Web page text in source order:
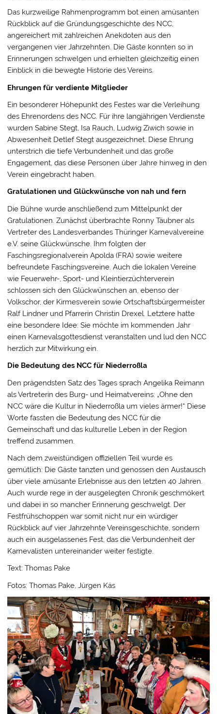
Das kurzweilige Rahmenprogramm bot einen amüsanten
Rückblick auf die Gründungsgeschichte des NCC,
angereichert mit zahlreichen Anekdoten aus den
vergangenen vier Jahrzehnten. Die Gäste konnten so in
Erinnerungen schwelgen und erhielten gleichzeitig einen
Einblick in die bewegte Historie des Vereins.
Ehrungen für verdiente Mitglieder
Ein besonderer Höhepunkt des Festes war die Verleihung
des Ehrenordens des NCC. Für ihre langjährigen Verdienste
wurden Sabine Stegt, Isa Rauch, Ludwig Ziwich sowie in
Abwesenheit Detlef Stegt ausgezeichnet. Diese Ehrung
unterstrich die tiefe Verbundenheit und das große
Engagement, das diese Personen über Jahre hinweg in den
Verein eingebracht haben.
Gratulationen und Glückwünsche von nah und fern
Die Bühne wurde anschließend zum Mittelpunkt der
Gratulationen. Zunächst überbrachte Ronny Täubner als
Vertreter des Landesverbandes Thüringer Karnevalvereine
e.V. seine Glückwünsche. Ihm folgten der
Faschingsregionalverein Apolda (FRA) sowie weitere
befreundete Faschingsvereine. Auch die lokalen Vereine
wie Feuerwehr-, Sport- und Kleintierzüchterverein
schlossen sich den Glückwünschen an, ebenso der
Volkschor, der Kirmesverein sowie Ortschaftsbürgermeister
Ralf Lindner und Pfarrerin Christin Drexel. Letztere hatte
eine besondere Idee: Sie möchte im kommenden Jahr
einen Karnevalsgottesdienst veranstalten und lud den NCC
herzlich zur Mitwirkung ein.
Die Bedeutung des NCC für Niederroßla
Den prägendsten Satz des Tages sprach Angelika Reimann
als Vertreterin des Burg- und Heimatvereins: „Ohne den
NCC wäre die Kultur in Niederroßla um vieles ärmer!“ Diese
Worte fassten die Bedeutung des NCC für die
Gemeinschaft und das kulturelle Leben in der Region
treffend zusammen.
Nach dem zweistündigen offiziellen Teil wurde es
gemütlich: Die Gäste tanzten und genossen den Austausch
über viele amüsante Erlebnisse aus den letzten 40 Jahren.
Auch wurde rege in der ausgelegten Chronik geschmökert
und dabei in so mancher Erinnerung geschwelgt. Der
Festfrühschoppen war somit nicht nur ein würdiger
Rückblick auf vier Jahrzehnte Vereinsgeschichte, sondern
auch ein ausgelassenes Fest, das die Verbundenheit der
Karnevalisten untereinander weiter festigte.
Text: Thomas Pake
Fotos: Thomas Pake, Jürgen Käs